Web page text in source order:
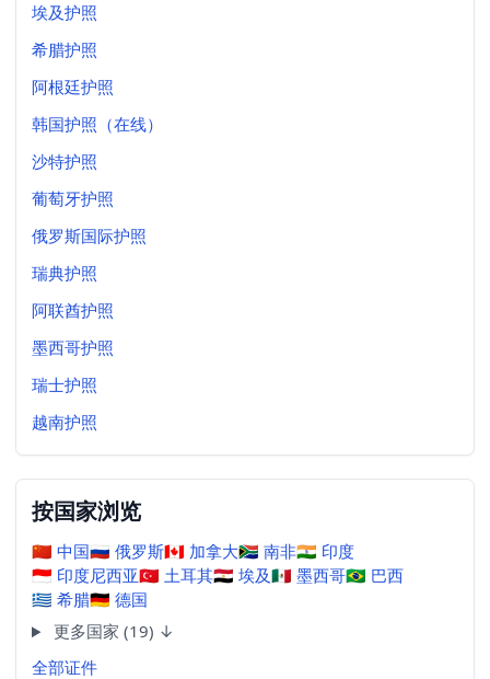
埃及护照
希腊护照
阿根廷护照
韩国护照（在线）
沙特护照
葡萄牙护照
俄罗斯国际护照
瑞典护照
阿联酋护照
墨西哥护照
瑞士护照
越南护照
按国家浏览
🇨🇳 中国🇷🇺 俄罗斯🇨🇦 加拿大🇿🇦 南非🇮🇳 印度
🇮🇩 印度尼西亚🇹🇷 土耳其🇪🇬 埃及🇲🇽 墨西哥🇧🇷 巴西
🇬🇷 希腊🇩🇪 德国
更多国家 (19) ↓
全部证件